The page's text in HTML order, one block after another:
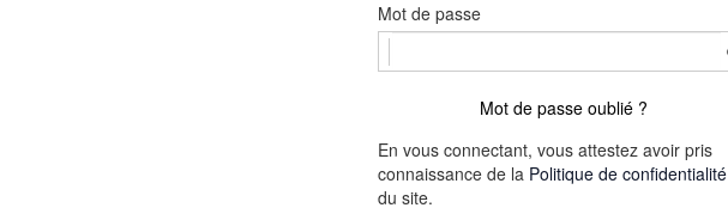
Mot de passe
Mot de passe oublié ?
En vous connectant, vous attestez avoir pris
connaissance de la Politique de confidentialité
du site.